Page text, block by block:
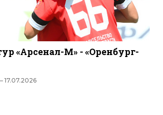
«Арсенал-М» - «Оренбург-
17.07.2026